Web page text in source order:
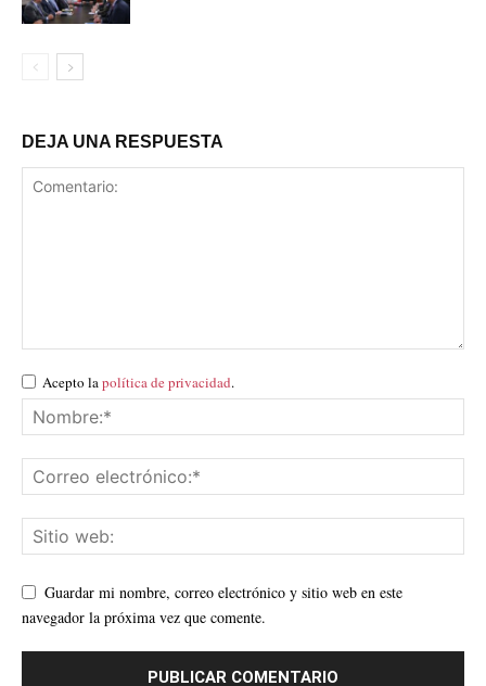
DEJA UNA RESPUESTA
Acepto lapolítica de privacidad.
Guardar mi nombre, correo electrónico y sitio web en este
navegador la próxima vez que comente.